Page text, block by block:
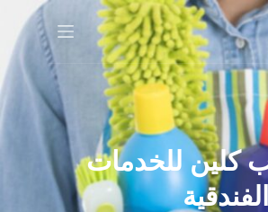
كلين للخدمات
الفندقية